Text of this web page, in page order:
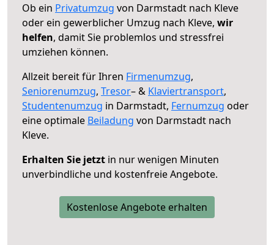
Ob ein Privatumzug von Darmstadt nach Kleve
oder ein gewerblicher Umzug nach Kleve, wir
helfen, damit Sie problemlos und stressfrei
umziehen können.
Allzeit bereit für Ihren Firmenumzug,
Seniorenumzug, Tresor– & Klaviertransport,
Studentenumzug in Darmstadt, Fernumzug oder
eine optimale Beiladung von Darmstadt nach
Kleve.
Erhalten Sie jetzt in nur wenigen Minuten
unverbindliche und kostenfreie Angebote.
Kostenlose Angebote erhalten